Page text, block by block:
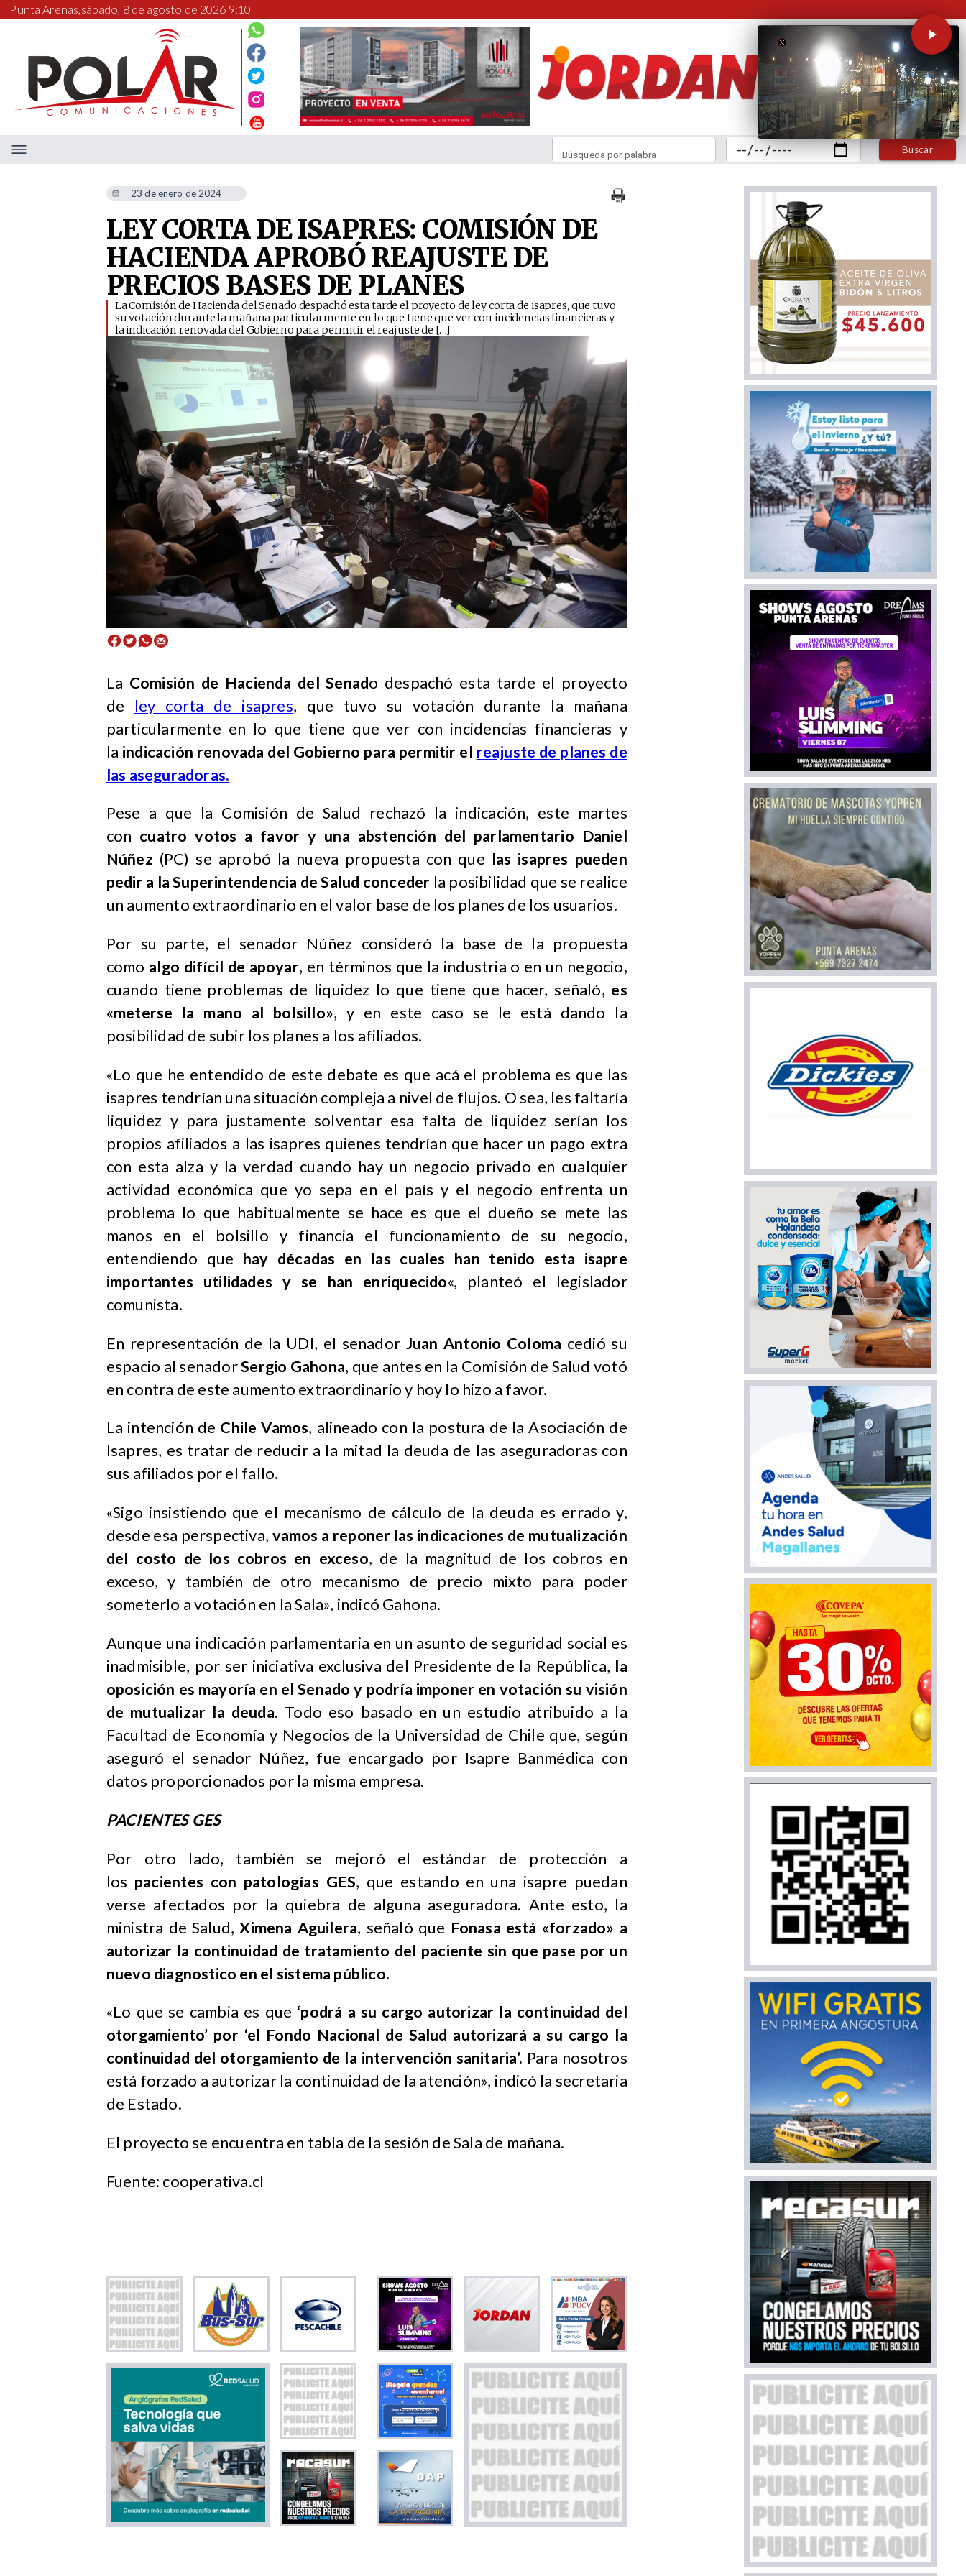
Punta Arenas,sábado, 8 de agosto de 2026 9:10
Buscar
Búsqueda por palabra
23 de enero de 2024
LEY CORTA DE ISAPRES: COMISIÓN DE
HACIENDA APROBÓ REAJUSTE DE
PRECIOS BASES DE PLANES
La Comisión de Hacienda del Senado despachó esta tarde el proyecto de ley corta de isapres, que tuvo
su votación durante la mañana particularmente en lo que tiene que ver con incidencias financieras y
la indicación renovada del Gobierno para permitir el reajuste de […]
La Comisión de Hacienda del Senado despachó esta tarde el proyecto
de ley corta de isapres, que tuvo su votación durante la mañana
particularmente en lo que tiene que ver con incidencias financieras y
la indicación renovada del Gobierno para permitir el reajuste de planes de
las aseguradoras.
Pese a que la Comisión de Salud rechazó la indicación, este martes
con cuatro votos a favor y una abstención del parlamentario Daniel
Núñez (PC) se aprobó la nueva propuesta con que las isapres pueden
pedir a la Superintendencia de Salud conceder la posibilidad que se realice
un aumento extraordinario en el valor base de los planes de los usuarios.
Por su parte, el senador Núñez consideró la base de la propuesta
como algo difícil de apoyar, en términos que la industria o en un negocio,
cuando tiene problemas de liquidez lo que tiene que hacer, señaló, es
«meterse la mano al bolsillo», y en este caso se le está dando la
posibilidad de subir los planes a los afiliados.
«Lo que he entendido de este debate es que acá el problema es que las
isapres tendrían una situación compleja a nivel de flujos. O sea, les faltaría
liquidez y para justamente solventar esa falta de liquidez serían los
propios afiliados a las isapres quienes tendrían que hacer un pago extra
con esta alza y la verdad cuando hay un negocio privado en cualquier
actividad económica que yo sepa en el país y el negocio enfrenta un
problema lo que habitualmente se hace es que el dueño se mete las
manos en el bolsillo y financia el funcionamiento de su negocio,
entendiendo que hay décadas en las cuales han tenido esta isapre
importantes utilidades y se han enriquecido«, planteó el legislador
comunista.
En representación de la UDI, el senador Juan Antonio Coloma cedió su
espacio al senadorSergio Gahona, que antes en la Comisión de Salud votó
en contra de este aumento extraordinario y hoy lo hizo a favor.
La intención de Chile Vamos, alineado con la postura de la Asociación de
Isapres, es tratar de reducir a la mitad la deuda de las aseguradoras con
sus afiliados por el fallo.
«Sigo insistiendo que el mecanismo de cálculo de la deuda es errado y,
desde esa perspectiva, vamos a reponer las indicaciones de mutualización
del costo de los cobros en exceso, de la magnitud de los cobros en
exceso, y también de otro mecanismo de precio mixto para poder
someterlo a votación en la Sala», indicó Gahona.
Aunque una indicación parlamentaria en un asunto de seguridad social es
inadmisible, por ser iniciativa exclusiva del Presidente de la República, la
oposición es mayoría en el Senado y podría imponer en votación su visión
de mutualizar la deuda. Todo eso basado en un estudio atribuido a la
Facultad de Economía y Negocios de la Universidad de Chile que, según
aseguró el senador Núñez, fue encargado por Isapre Banmédica con
datos proporcionados por la misma empresa.
PACIENTES GES
Por otro lado, también se mejoró el estándar de protección a
los pacientes con patologías GES, que estando en una isapre puedan
verse afectados por la quiebra de alguna aseguradora. Ante esto, la
ministra de Salud,Ximena Aguilera, señaló que Fonasa está «forzado» a
autorizar la continuidad de tratamiento del paciente sin que pase por un
nuevo diagnostico en el sistema público.
«Lo que se cambia es que ‘podrá a su cargo autorizar la continuidad del
otorgamiento’ por ‘el Fondo Nacional de Salud autorizará a su cargo la
continuidad del otorgamiento de la intervención sanitaria’. Para nosotros
está forzado a autorizar la continuidad de la atención», indicó la secretaria
de Estado.
El proyecto se encuentra en tabla de la sesión de Sala de mañana.
Fuente: cooperativa.cl